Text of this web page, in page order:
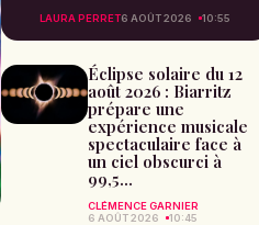
LAURA PERRET6 AOÛT 2026 10:55
Éclipse solaire du 12
août 2026 : Biarritz
prépare une
expérience musicale
spectaculaire face à
un ciel obscurci à
99,5...
CLÉMENCE GARNIER
6 AOÛT 2026
10:45